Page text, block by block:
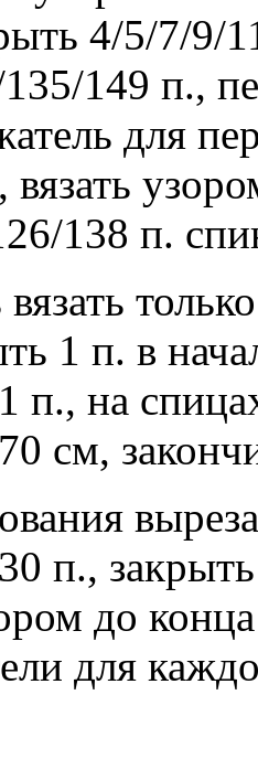
4/5/7/9/
149 п.,
для
138 п.
1 п. в
п., на
см,
п.,
до
для